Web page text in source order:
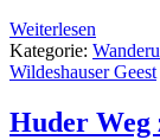
Weiterlesen
Kategorie:
Wildeshauser Geest
Huder